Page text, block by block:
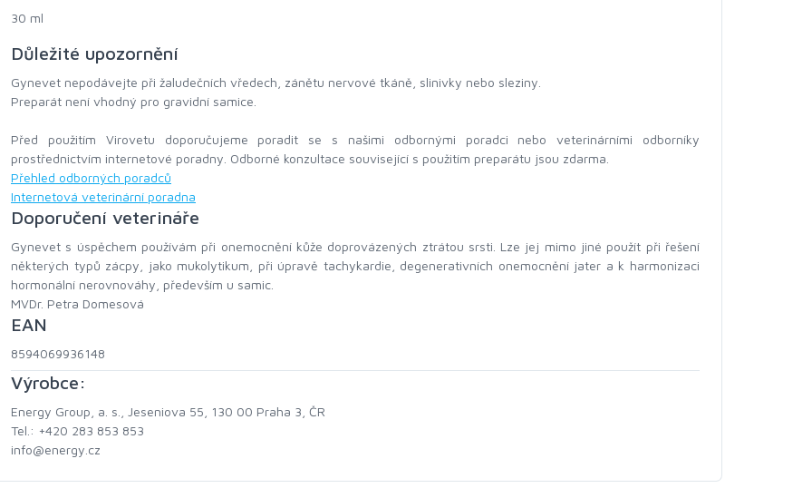
30 ml
Důležité upozornění
Gynevet nepodávejte při žaludečních vředech, zánětu nervové tkáně, slinivky nebo sleziny.
Preparát není vhodný pro gravidní samice.
Před použitím Virovetu doporučujeme poradit se s našimi odbornými poradci nebo veterinárními odborníky
prostřednictvím internetové poradny. Odborné konzultace související s použitím preparátu jsou zdarma.
Přehled odborných poradců
Internetová veterinární poradna
Doporučení veterináře
Gynevet s úspěchem používám při onemocnění kůže doprovázených ztrátou srsti. Lze jej mimo jiné použít při řešení
některých typů zácpy, jako mukolytikum, při úpravě tachykardie, degenerativních onemocnění jater a k harmonizaci
hormonální nerovnováhy, především u samic.
MVDr. Petra Domesová
EAN
8594069936148
Výrobce:
Energy Group, a. s., Jeseniova 55, 130 00 Praha 3, ČR
Tel.: +420 283 853 853
info@energy.cz